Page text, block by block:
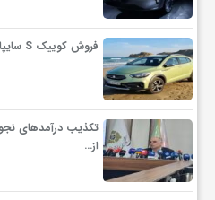
فروش کوییک S سایپا از امروز آغاز…
از…